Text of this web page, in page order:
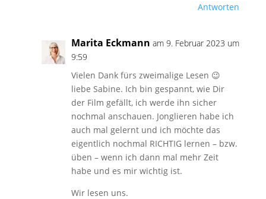
Antworten
Marita Eckmann am 9. Februar 2023 um
9:59
Vielen Dank fürs zweimalige Lesen 😉
liebe Sabine. Ich bin gespannt, wie Dir
der Film gefällt, ich werde ihn sicher
nochmal anschauen. Jonglieren habe ich
auch mal gelernt und ich möchte das
eigentlich nochmal RICHTIG lernen – bzw.
üben – wenn ich dann mal mehr Zeit
habe und es mir wichtig ist.
Wir lesen uns.